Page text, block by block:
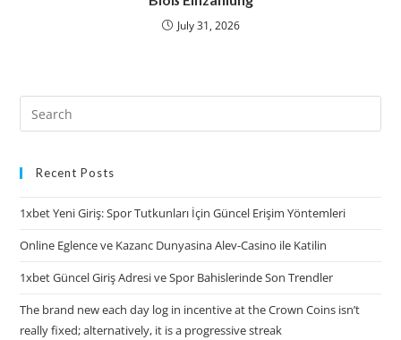
July 31, 2026
Recent Posts
1xbet Yeni Giriş: Spor Tutkunları İçin Güncel Erişim Yöntemleri
Online Eglence ve Kazanc Dunyasina Alev-Casino ile Katilin
1xbet Güncel Giriş Adresi ve Spor Bahislerinde Son Trendler
The brand new each day log in incentive at the Crown Coins isn’t
really fixed; alternatively, it is a progressive streak